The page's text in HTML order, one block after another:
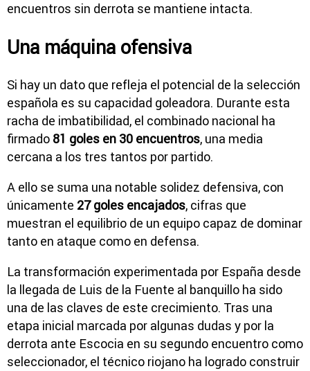
encuentros sin derrota se mantiene intacta.
Una máquina ofensiva
Si hay un dato que refleja el potencial de la selección
española es su capacidad goleadora. Durante esta
racha de imbatibilidad, el combinado nacional ha
firmado 81 goles en 30 encuentros, una media
cercana a los tres tantos por partido.
A ello se suma una notable solidez defensiva, con
únicamente 27 goles encajados, cifras que
muestran el equilibrio de un equipo capaz de dominar
tanto en ataque como en defensa.
La transformación experimentada por España desde
la llegada de Luis de la Fuente al banquillo ha sido
una de las claves de este crecimiento. Tras una
etapa inicial marcada por algunas dudas y por la
derrota ante Escocia en su segundo encuentro como
seleccionador, el técnico riojano ha logrado construir